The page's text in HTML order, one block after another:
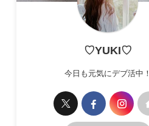
♡YUKI♡
今日も元気にデブ活中！